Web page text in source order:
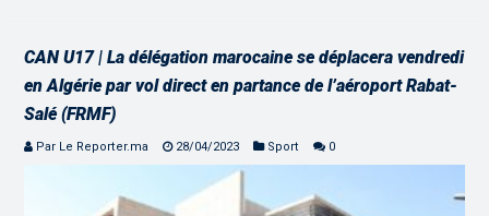
CAN U17 | La délégation marocaine se déplacera vendredi
en Algérie par vol direct en partance de l’aéroport Rabat-
Salé (FRMF)
Par Le Reporter.ma 28/04/2023 Sport 0